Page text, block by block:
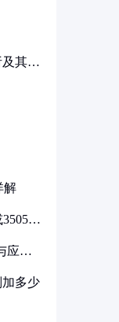
其在
解
代
应用
多少